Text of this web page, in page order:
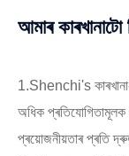
আমাৰ
1.Shenchi's কাৰখানা-
অধিক প্ৰতিযোগিতামূলক
প্ৰয়োজনীয়তাৰ প্ৰতি